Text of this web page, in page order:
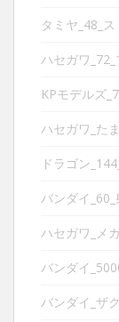
タミヤ_48_
ハセガワ
KPモデルズ
ハセガワ_た
ドラゴン
バンダイ
ハセガワ_メ
バンダイ
バンダイ_ザ